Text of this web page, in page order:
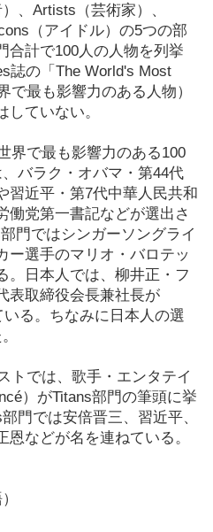
、Artists（芸術家）、
（アイドル）の5つの部
合計で100人の人物を列挙
誌の「The World's Most
で最も影響力のある人物）
していない。
界で最も影響力のある100
バラク・オバマ・第44代
習近平・第7代中華人民共和
働党第一書記などが選出さ
門ではシンガーソングライ
ー選手のマリオ・バロテッ
。日本人では、柳井正・フ
表取締役会長兼社長が
る。ちなみに日本人の選
トでは、歌手・エンタテイ
）がTitans部門の筆頭に挙
門では安倍晋三、習近平、
などが名を連ねている。